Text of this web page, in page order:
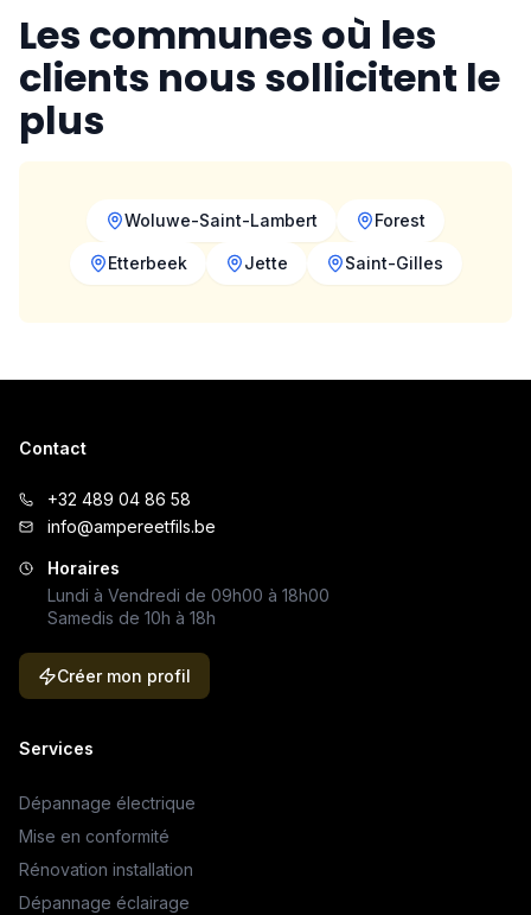
Les communes où les
clients nous sollicitent le
plus
Woluwe-Saint-Lambert Forest
Etterbeek Jette Saint-Gilles
Contact
+32 489 04 86 58
info@ampereetfils.be
Horaires
Lundi à Vendredi de 09h00 à 18h00
Samedis de 10h à 18h
Créer mon profil
Services
Dépannage électrique
Mise en conformité
Rénovation installation
Dépannage éclairage